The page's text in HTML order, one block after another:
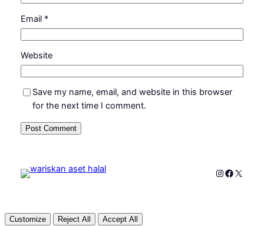
Email *
Website
Save my name, email, and website in this browser
for the next time I comment.
Instagram
X
Customize Reject All Accept All